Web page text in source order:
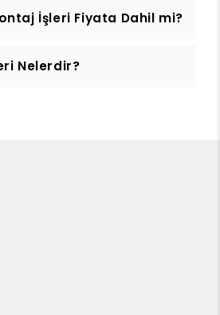
İşleri Fiyata Dahil mi?
Nelerdir?